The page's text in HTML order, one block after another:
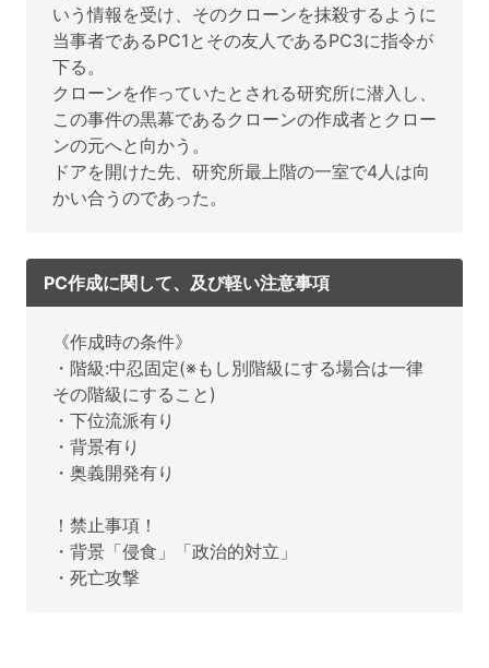
いう情報を受け、そのクローンを抹殺するように
当事者であるPC1とその友人であるPC3に指令が
下る。
クローンを作っていたとされる研究所に潜入し、
この事件の黒幕であるクローンの作成者とクロー
ンの元へと向かう。
ドアを開けた先、研究所最上階の一室で4人は向
かい合うのであった。
PC作成に関して、及び軽い注意事項
《作成時の条件》
・階級:中忍固定(※もし別階級にする場合は一律
その階級にすること)
・下位流派有り
・背景有り
・奥義開発有り
！禁止事項！
・背景「侵食」「政治的対立」
・死亡攻撃